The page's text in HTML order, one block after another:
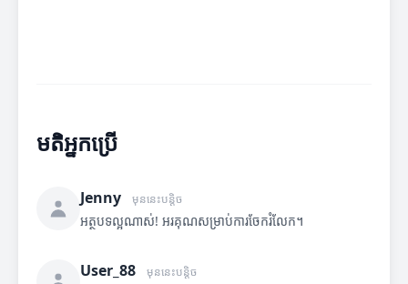
មតិអ្នកប្រើ
Jenny មុននេះបន្តិច
អត្ថបទល្អណាស់! អរគុណសម្រាប់ការចែករំលែក។
User_88 មុននេះបន្តិច